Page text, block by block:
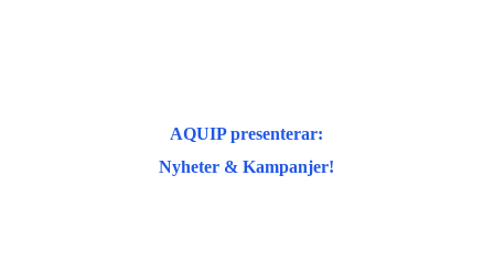
AQUIP presenterar:
Nyheter & Kampanjer!